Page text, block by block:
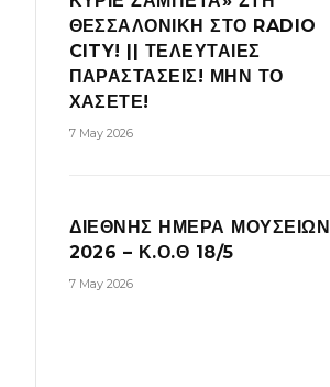
ΘΕΣΣΑΛΟΝΙΚΗ ΣΤΟ RADIO
CITY! || ΤΕΛΕΥΤΑΙΕΣ
ΠΑΡΑΣΤΑΣΕΙΣ! ΜΗΝ ΤΟ
ΧΑΣΕΤΕ!
7 May 2026
ΔΙΕΘΝΗΣ ΗΜΕΡΑ ΜΟΥΣΕΙΩΝ
2026 – Κ.Ο.Θ 18/5
7 May 2026